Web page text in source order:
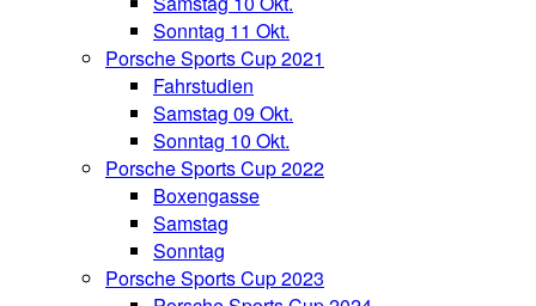
Sonntag 11 Okt.
Porsche Sports Cup 2021
Fahrstudien
Samstag 09 Okt.
Sonntag 10 Okt.
Porsche Sports Cup 2022
Boxengasse
Samstag
Sonntag
Porsche Sports Cup 2023